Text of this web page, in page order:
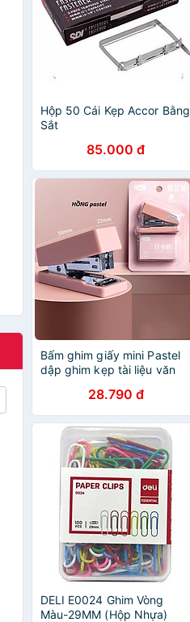
Hộp 50 Cái Kẹp Accor Bằng
Sắt
85.000 đ
Bấm ghim giấy mini Pastel
dập ghim kẹp tài liệu văn
thương B12828.790 đ
DELI E0024 Ghim Vòng
Màu-29MM (Hộp Nhựa)